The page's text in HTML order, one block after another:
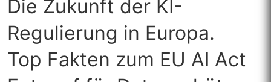
Die Zukunft der KI-
Regulierung in Europa.
Top Fakten zum EU AI Act